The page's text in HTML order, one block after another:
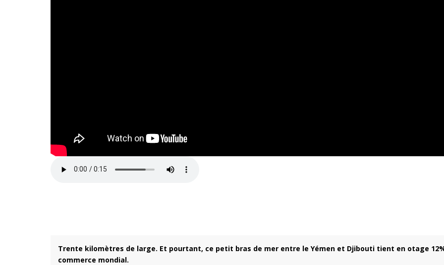
Trente kilomètres de large. Et pourtant, ce petit bras de mer entre le Yémen et Djibouti tient en otage
commerce mondial.